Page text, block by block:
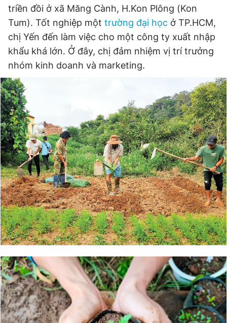
Tiện ích Bạn cần biết
Thông tin tòa soạn Liên hệ quảng cáo
Đọc Thanh Niên trên điện thoại
Theo dõi báo trên
Hotline
0906 645 777
Liên hệ quảng cáo
0908 780 404
Đặt báo Quảng cáo RSS Tòa soạn Chính sách bảo
Tổng biên tập: Nguyễn Ngọc Toàn
Phó tổng biên tập thường trực: Hải Thành
Phó tổng biên tập: Lâm Hiếu Dũng
Phó tổng biên tập: Trần Việt Hưng
Tổng thư ký tòa soạn: Đức Trung
Giấy phép xuất bản số 110/GP - BTTTT cấp ngày 24.3.2020
triền đồi ở xã Măng Cành, H.Kon Plông (Kon
Tum). Tốt nghiệp một trường đại học ở TP.HCM,
chị Yến đến làm việc cho một công ty xuất nhập
khẩu khá lớn. Ở đây, chị đảm nhiệm vị trí trưởng
nhóm kinh doanh và marketing.